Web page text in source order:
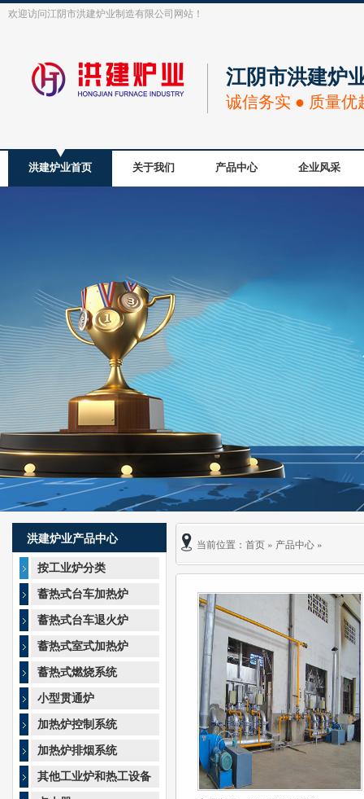
欢迎访问江阴市洪建炉业制造有限公司网站！
江阴市洪建炉
诚信务实 ● 质量优
洪建炉业首页 关于我们 产品中心 企业风采
洪建炉业产品中心
按工业炉分类
蓄热式台车加热炉
蓄热式台车退火炉
蓄热式室式加热炉
蓄热式燃烧系统
小型贯通炉
加热炉控制系统
加热炉排烟系统
其他工业炉和热工设备
当前位置： 首页 » 产品中心 »